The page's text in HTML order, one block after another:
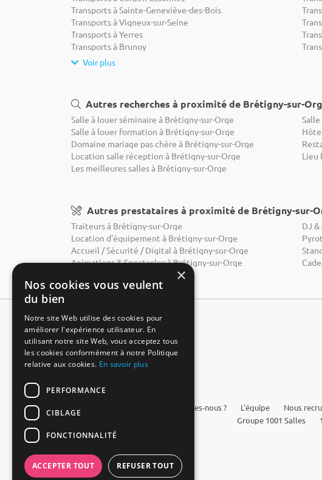
Transports à Sainte-Geneviève-des-Bois
Transports à Vigneux-sur-Seine
Transports à Yerres
Transports à Brunoy
Voir plus
Autres recherches à proximité de Brétigny-sur-
Salle à louer séminaire à Brétigny-sur-Orge
Salle à louer formation à Brétigny-sur-Orge
Domaine mariage pas chère à Brétigny-sur-Orge
Location salle réception à Brétigny-sur-Orge
Lieu
Les meilleures salles à Brétigny-sur-Orge
Autres prestataires à proximité de Brétigny-sur-
Traiteurs à Brétigny-sur-Orge DJ
Location d'équipement à Brétigny-sur-Orge
Accueil / Sécurité / Digital à Brétigny-sur-Orge
Animations & Spectacles à Brétigny-sur-Orge
Qui sommes-nous ? L'équipe Nous
Groupe 1001 Salles
×
Nos cookies vous veulent
du bien
Notre site Web utilise des cookies pour
améliorer l'expérience utilisateur. En
utilisant notre site Web, vous acceptez tous
les cookies conformément à notre Politique
relative aux cookies. En savoir plus
PERFORMANCE
CIBLAGE
FONCTIONNALITÉ
ACCEPTER TOUT REFUSER TOUT